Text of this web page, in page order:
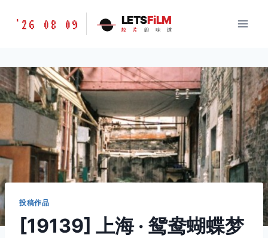
胶
味
道
LETSFILM
'26 08 09 LETSFiLM
胶 片 的 味 道
投稿作品
[19139] 上海 · 鸳鸯蝴蝶梦